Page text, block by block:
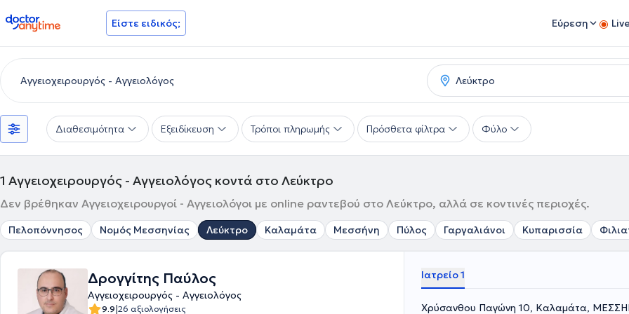
doctoranytime Είστε ειδικός; Εύρεση
Διαθεσιμότητα Εξειδίκευση Τρόποι πληρωμής Πρόσθετα φίλτρα Φύλο
1 Αγγειοχειρουργός - Αγγειολόγος κοντά στο Λεύκτρο
Δεν βρέθηκαν Αγγειοχειρουργοί - Αγγειολόγοι με online ραντεβού στο Λεύκτρο, αλλά σε κοντινές περιοχές.
Πελοπόννησος Νομός Μεσσηνίας Λεύκτρο Καλαμάτα Μεσσήνη Πύλος Γαργαλιάνοι Κυπαρισσία
Δρογγίτης Παύλος
Αγγειοχειρουργός - Αγγειολόγος
9.9|26 αξιολογήσεις
Ιατρείο 1
Χρύσανθου Παγώνη 10, Καλαμάτα,